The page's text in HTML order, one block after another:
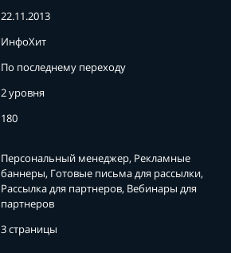
22.11.2013
ИнфоХит
По последнему переходу
2 уровня
180
Персональный менеджер, Рекламные
баннеры, Готовые письма для рассылки,
Рассылка для партнеров, Вебинары для
партнеров
3 страницы